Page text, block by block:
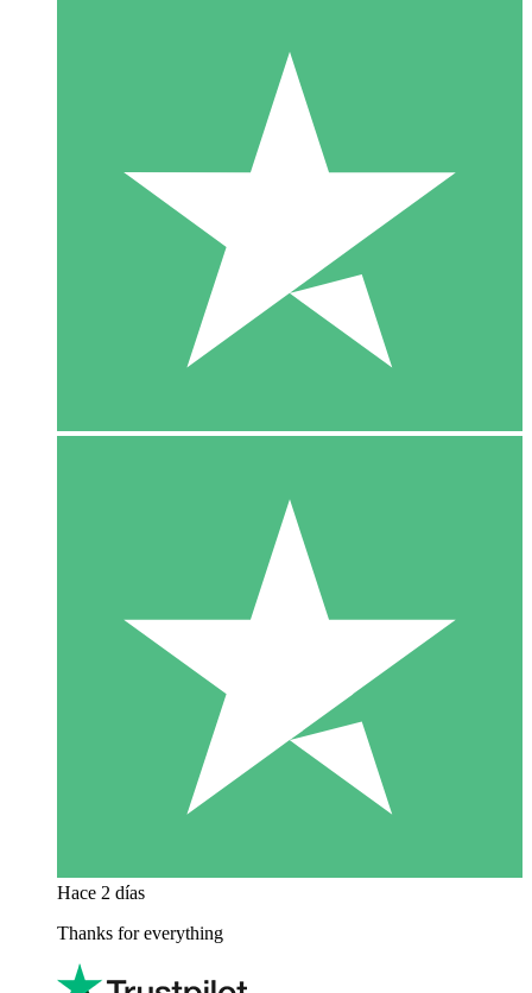
Hace 2 días
Thanks for everything